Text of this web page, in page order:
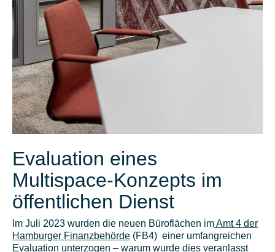
Evaluation eines
Multispace-Konzepts im
öffentlichen Dienst
Im Juli 2023 wurden die neuen Büroflächen imAmt 4 der
Hamburger Finanzbehörde (FB4) einer umfangreichen
Evaluation unterzogen – warum wurde dies veranlasst